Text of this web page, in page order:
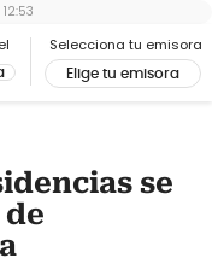
Selecciona tu emisora
Elige tu emisora
12:53
se